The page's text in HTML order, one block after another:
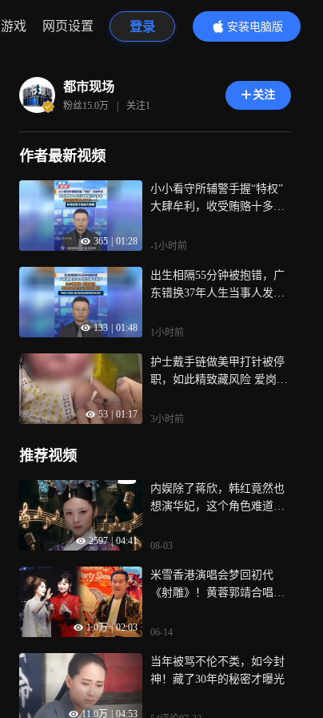
游戏 网页设置 登录
安装电脑版
内容更精彩
都市现场
粉丝15.0万 | 关注1
关注
作者最新视频
365 01:28
小小看守所辅警手握“特权”
大肆牟利，收受贿赂十多万
洞从来不止一人，松弛监管
-1小时前
133 01:48
出生相隔55分钟被抱错，广
东错换37年人生当事人发
寻亲成功亲生父亲已经离
受的伤害是实实在在的”
1小时前
53 01:17
护士戴手链做美甲打针被停
职，如此精致藏风险 爱岗敬
3小时前
推荐视频
2597 | 04:41
内娱除了蒋欣，韩红竟然也
想演华妃，这个角色难道真
08-03
1.0万 | 02:03
米雪香港演唱会梦回初代
《射雕》！黄蓉郭靖合唱
轴合唱掀起高潮
06-14
11.0万 04:53
当年被骂不伦不类，如今封
神！藏了30年的秘密才曝光